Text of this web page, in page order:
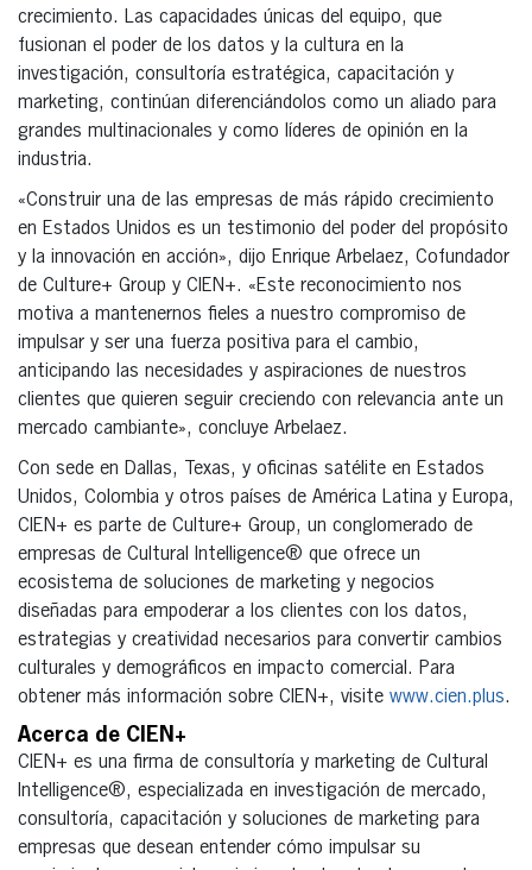
crecimiento. Las capacidades únicas del equipo, que
fusionan el poder de los datos y la cultura en la
investigación, consultoría estratégica, capacitación y
marketing, continúan diferenciándolos como un aliado para
grandes multinacionales y como líderes de opinión en la
industria.
«Construir una de las empresas de más rápido crecimiento
en Estados Unidos es un testimonio del poder del propósito
y la innovación en acción», dijo Enrique Arbelaez, Cofundador
de Culture+ Group y CIEN+. «Este reconocimiento nos
motiva a mantenernos fieles a nuestro compromiso de
impulsar y ser una fuerza positiva para el cambio,
anticipando las necesidades y aspiraciones de nuestros
clientes que quieren seguir creciendo con relevancia ante un
mercado cambiante», concluye Arbelaez.
Con sede en Dallas, Texas, y oficinas satélite en Estados
Unidos, Colombia y otros países de América Latina y Europa,
CIEN+ es parte de Culture+ Group, un conglomerado de
empresas de Cultural Intelligence® que ofrece un
ecosistema de soluciones de marketing y negocios
diseñadas para empoderar a los clientes con los datos,
estrategias y creatividad necesarios para convertir cambios
culturales y demográficos en impacto comercial. Para
obtener más información sobre CIEN+, visite www.cien.plus.
Acerca de CIEN+
CIEN+ es una firma de consultoría y marketing de Cultural
Intelligence®, especializada en investigación de mercado,
consultoría, capacitación y soluciones de marketing para
empresas que desean entender cómo impulsar su